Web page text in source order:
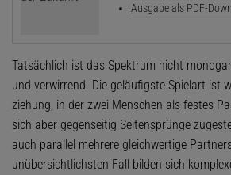
Ausgabe als PDF-
Tatsächlich ist das Spektrum nicht
und verwirrend. Die geläufigste Spielart ist
ziehung, in der zwei Menschen als festes
sich aber gegenseitig Seitensprünge
auch parallel mehrere gleichwertige
unübersichtlichsten Fall bilden sich